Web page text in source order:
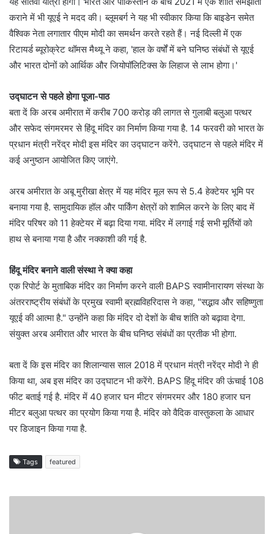
कराने में भी यूएई ने मदद की। ब्लूमबर्ग ने यह भी स्वीकार किया कि बाइडेन समेत
वैश्विक नेता लगातार पीएम मोदी का समर्थन करते रहते हैं। नई दिल्ली में एक
रिटायर्ड ब्यूरोक्रेट थॉमस मैथ्यू ने कहा, 'हाल के वर्षों में बने घनिष्ठ संबंधों से यूएई
और भारत दोनों को आर्थिक और जियोपॉलिटिक्स के लिहाज से लाभ होगा।'
उद्घाटन से पहले होगा पूजा-पाठ
बता दें कि अरब अमीरात में करीब 700 करोड़ की लागत से गुलाबी बलुआ पत्थर
और सफेद संगमरमर से हिंदू मंदिर का निर्माण किया गया है. 14 फरवरी को भारत के
प्रधान मंत्री नरेंद्र मोदी इस मंदिर का उद्घाटन करेंगे. उद्घाटन से पहले मंदिर में
कई अनुष्ठान आयोजित किए जाएंगे.
अरब अमीरात के अबू मुरीखा क्षेत्र में यह मंदिर मूल रूप से 5.4 हेक्टेयर भूमि पर
बनाया गया है. सामुदायिक हॉल और पार्किंग क्षेत्रों को शामिल करने के लिए बाद में
मंदिर परिषर को 11 हेक्टेयर में बढ़ा दिया गया. मंदिर में लगाई गई सभी मूर्तियों को
हाथ से बनाया गया है और नक्काशी की गई है.
हिंदू मंदिर बनाने वाली संस्था ने क्या कहा
एक रिपोर्ट के मुताबिक मंदिर का निर्माण करने वाली BAPS स्वामीनारायण संस्था के
अंतरराष्ट्रीय संबंधों के प्रमुख स्वामी ब्रह्मविहरिदास ने कहा, "सद्भाव और सहिष्णुता
यूएई की आत्मा है." उन्होंने कहा कि मंदिर दो देशों के बीच शांति को बढ़ावा देगा.
संयुक्त अरब अमीरात और भारत के बीच घनिष्ठ संबंधों का प्रतीक भी होगा.
बता दें कि इस मंदिर का शिलान्यास साल 2018 में प्रधान मंत्री नरेंद्र मोदी ने ही
किया था, अब इस मंदिर का उद्घाटन भी करेंगे. BAPS हिंदू मंदिर की ऊंचाई 108
फीट बताई गई है. मंदिर में 40 हजार घन मीटर संगमरमर और 180 हजार घन
मीटर बलुआ पत्थर का प्रयोग किया गया है. मंदिर को वैदिक वास्तुकला के आधार
पर डिजाइन किया गया है.
Tags featured